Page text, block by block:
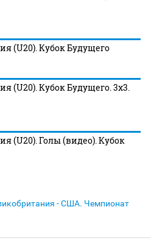
(U20). Кубок Будущего
(U20). Кубок Будущего. 3х3.
(U20). Голы (видео). Кубок
- США. Чемпионат